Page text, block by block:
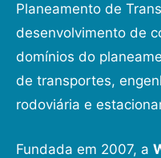
Planeamento de
desenvolvimento de
domínios do
de transportes,
rodoviária e
Fundada em 2007, a